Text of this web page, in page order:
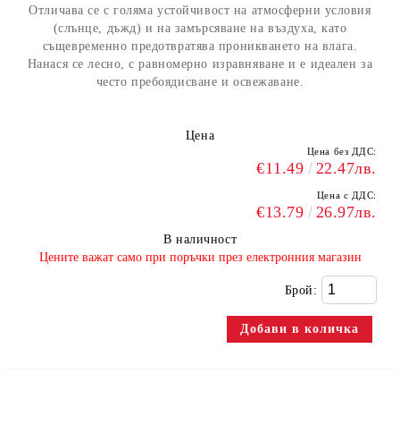
Отличава се с голяма устойчивост на атмосферни условия
(слънце, дъжд) и на замърсяване на въздуха, като
същевременно предотвратява проникването на влага.
Нанася се лесно, с равномерно изравняване и е идеален за
често пребоядисване и освежаване.
Цена
Цена без ДДС:
€11.49 22.47лв.
Цена с ДДС:
€13.79 26.97лв.
В наличност
​Цените важат само при поръчки през електронния магазин
Брой: